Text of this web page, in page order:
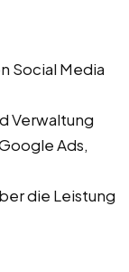
Social Media
Verwaltung
Ads,
die Leistung